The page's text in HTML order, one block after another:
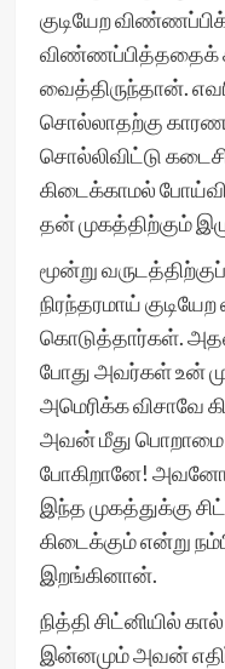
குடியேற
விண்ணப்பித்ததைக்
வைத்திருந்தான்.
சொல்லாதற்கு
சொல்லிவிட்டு
கிடைக்காமல்
தன் முகத்திற்கும்
மூன்று
நிரந்தரமாய்
கொடுத்தார்கள்.
போது அவர்கள் உன்
அமெரிக்க விசாவே
அவன் மீது பொறாமை!
போகிறானே! அவனோ
இந்த முகத்துக்கு
கிடைக்கும் என்று
இறங்கினான்.
நித்தி சிட்னியில்
இன்னமும் அவன்